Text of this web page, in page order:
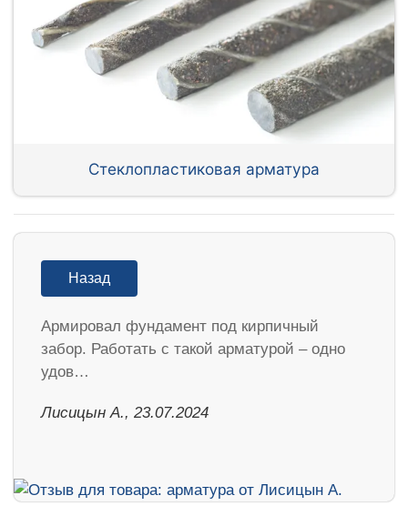
Стеклопластиковая арматура
Назад
Армировал фундамент под кирпичный
забор. Работать с такой арматурой – одно
удов…
Лисицын А., 23.07.2024